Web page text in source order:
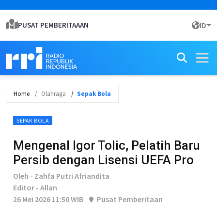
PUSAT PEMBERITAAAN ID
Home Olahraga Sepak Bola
SEPAK BOLA
Mengenal Igor Tolic, Pelatih Baru
Persib dengan Lisensi UEFA Pro
Oleh - Zahfa Putri Afriandita
Editor - Allan
26 Mei 2026 11:50 WIB
Pusat Pemberitaan